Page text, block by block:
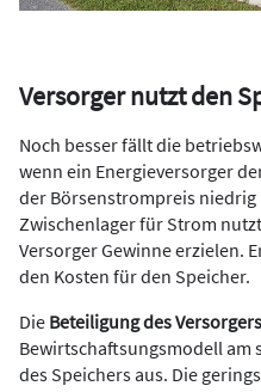
Versorger nutzt den
Noch besser fällt die
wenn ein Energieversorger
der Börsenstrompreis niedrig
Zwischenlager für Strom
Versorger Gewinne erzielen.
den Kosten für den Speicher.
Die Beteiligung des Versorgers
Bewirtschaftsungsmodell am
des Speichers aus. Die